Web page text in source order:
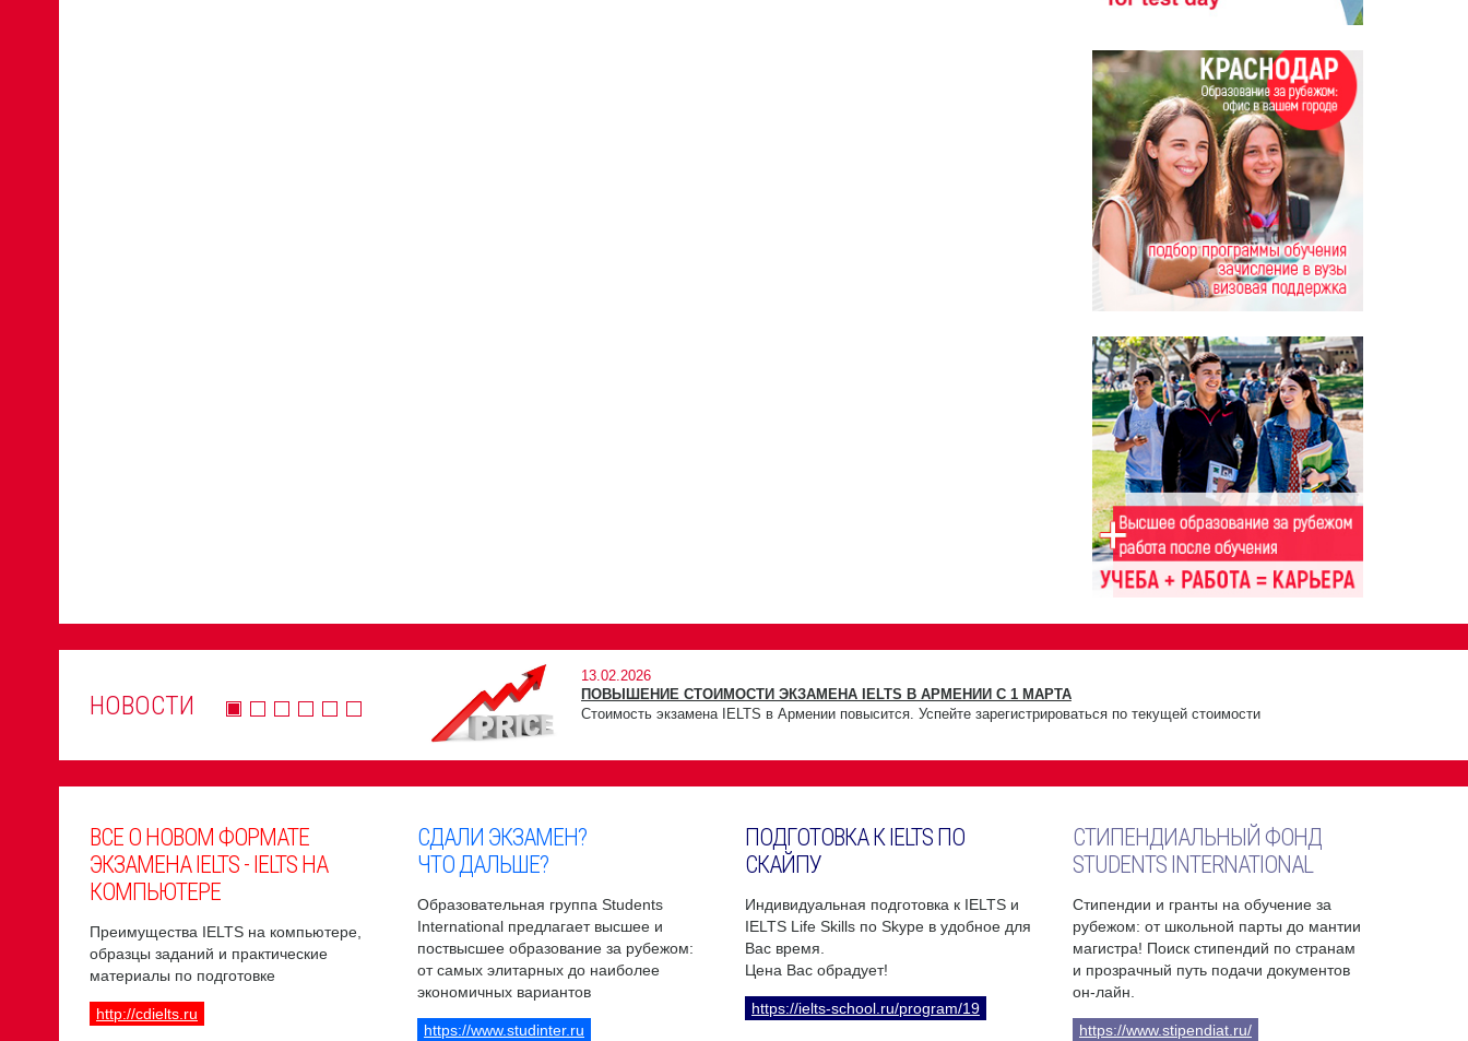
НОВОСТИ
13.02.2026
ПОВЫШЕНИЕ СТОИМОСТИ ЭКЗАМЕНА IELTS В АРМЕНИИ С 1 МАРТА
Стоимость экзамена IELTS в Армении повысится. Успейте зарегистрироваться по текущей стоимости
ВСЕ О НОВОМ ФОРМАТЕ
ЭКЗАМЕНА IELTS - IELTS НА
КОМПЬЮТЕРЕ
Преимущества IELTS на компьютере,
образцы заданий и практические
материалы по подготовке
http://cdielts.ru
СДАЛИ ЭКЗАМЕН?
ЧТО ДАЛЬШЕ?
Образовательная группа Students
International предлагает высшее и
поствысшее образование за рубежом:
от самых элитарных до наиболее
экономичных вариантов
https://www.studinter.ru
ПОДГОТОВКА К IELTS ПО
СКАЙПУ
Индивидуальная подготовка к IELTS и
IELTS Life Skills по Skype в удобное для
Вас время.
Цена Вас обрадует!
https://ielts-school.ru/program/19
СТИПЕНДИАЛЬНЫЙ ФОНД
STUDENTS INTERNATIONAL
Стипендии и гранты на обучение за
рубежом: от школьной парты до мантии
магистра! Поиск стипендий по странам
и прозрачный путь подачи документов
он-лайн.
https://www.stipendiat.ru/